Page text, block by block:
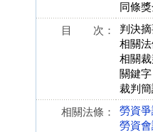
同條
目 次：
判決
相關法
相關裁
關鍵字
裁判
相關法條：
勞資
勞資